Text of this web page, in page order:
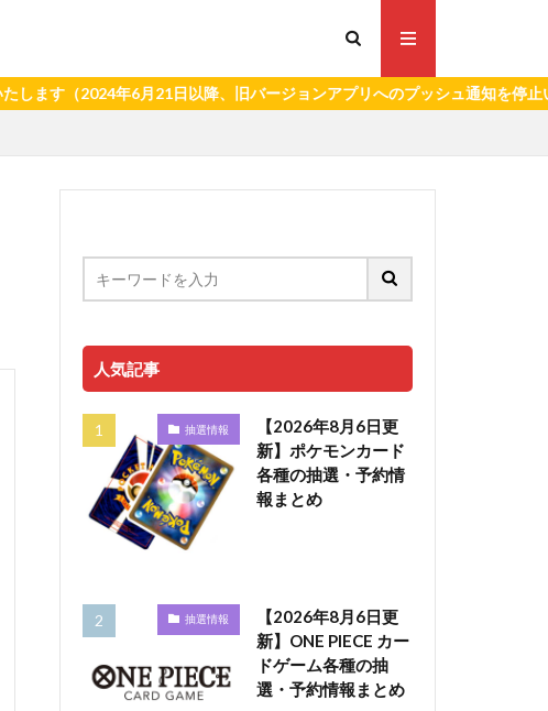
2024年6月21日以降、旧バージョンアプリへのプッシュ通知を停止いたしま
人気記事
抽選情報
【2026年8月6日更
新】ポケモンカード
各種の抽選・予約情
報まとめ
抽選情報
【2026年8月6日更
新】ONE PIECE カー
ドゲーム各種の抽
選・予約情報まとめ